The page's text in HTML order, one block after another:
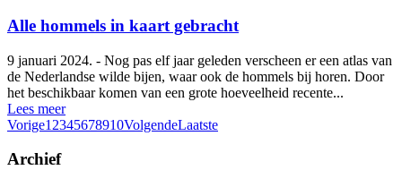
Alle hommels in kaart gebracht
9 januari 2024. - Nog pas elf jaar geleden verscheen er een atlas van
de Nederlandse wilde bijen, waar ook de hommels bij horen. Door
het beschikbaar komen van een grote hoeveelheid recente...
Lees meer
Vorige1 2345678910VolgendeLaatste
Archief